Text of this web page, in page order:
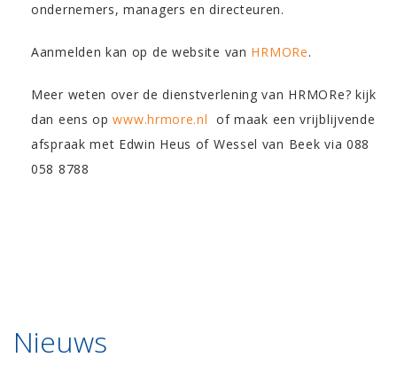
ondernemers, managers en directeuren.
Aanmelden kan op de website van HRMORe.
Meer weten over de dienstverlening van HRMORe? kijk
dan eens opwww.hrmore.nl of maak een vrijblijvende
afspraak met Edwin Heus of Wessel van Beek via 088
058 8788
Nieuws